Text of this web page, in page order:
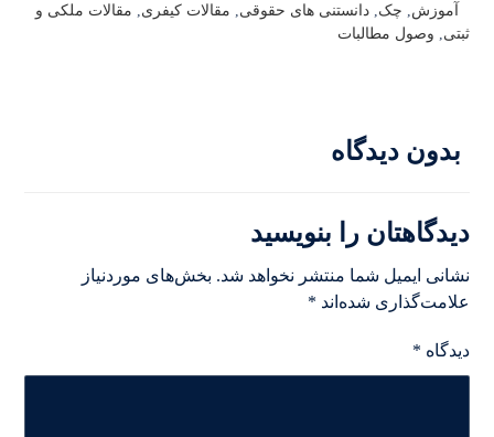
آموزش چک ,دانستنی های حقوقی مقالات کیفری
مقالات ملکی و
ثبتی
وصول مطالبات
بدون دیدگاه
دیدگاهتان را بنویسید
نشانی ایمیل شما منتشر نخواهد شد. بخش‌های موردنیاز
علامت‌گذاری شده‌اند *
دیدگاه *